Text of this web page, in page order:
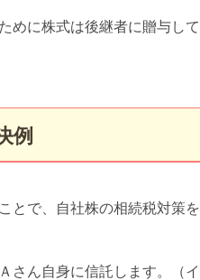
めに株式は後継者に贈与し
例
とで、自社株の相続税対策
さん自身に信託します。（